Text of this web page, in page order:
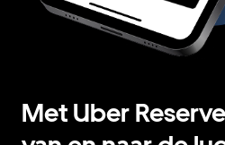
Met Uber